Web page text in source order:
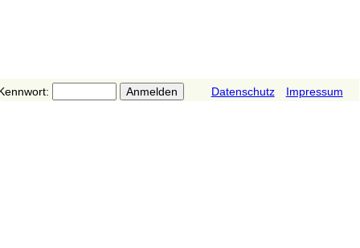
Datenschutz Impressum